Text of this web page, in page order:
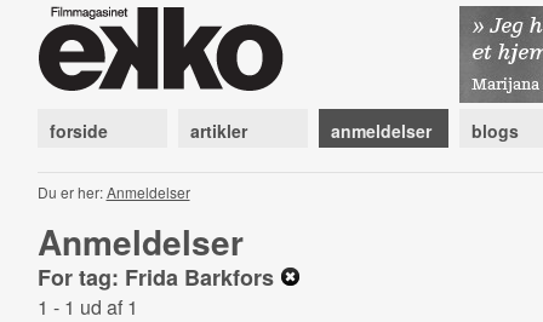
forside artikler anmeldelser blogs
Du er her:Anmeldelser
Anmeldelser
For tag: Frida Barkfors
1 - 1 ud af 1